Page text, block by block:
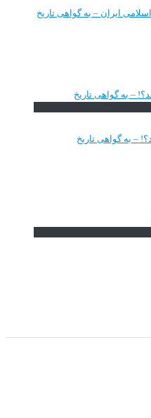
ایران – به گواهی تاریخ
– به گواهی تاریخ